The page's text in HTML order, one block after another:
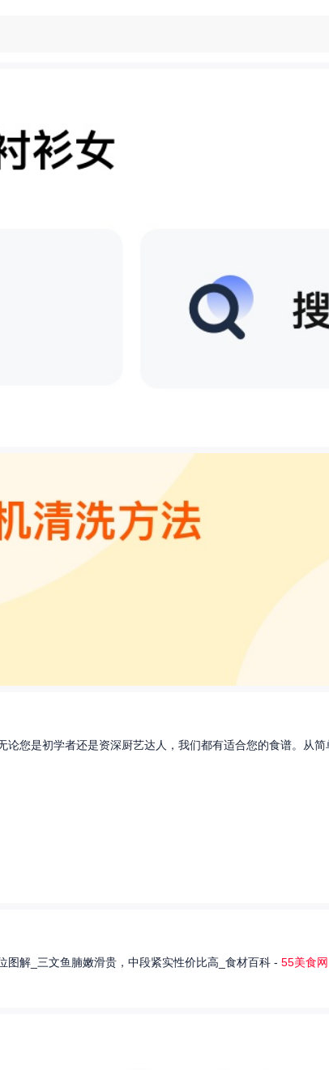
论您是初学者还是资深厨艺达人，我们都有适合您的食谱。从
解_三文鱼腩嫩滑贵，中段紧实性价比高_食材百科 - 55美食网